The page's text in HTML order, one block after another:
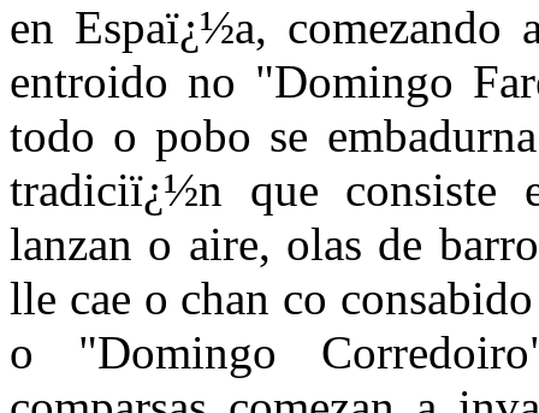
en Espaï¿½a, comezando
entroido no "Domingo
todo o pobo se
tradiciï¿½n que consiste
lanzan o aire, olas de
lle cae o chan co
o "Domingo